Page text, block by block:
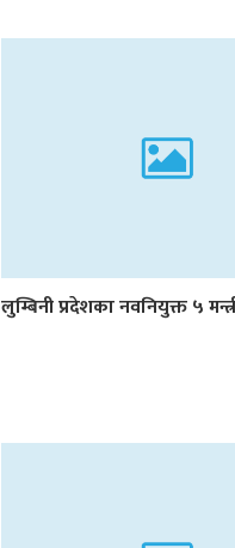
लुम्बिनी प्रदेशका नवनियुक्त ५